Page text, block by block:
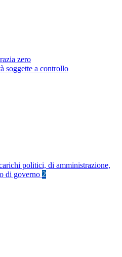
zero
soggette a controllo
politici, di amministrazione,
di governo 2